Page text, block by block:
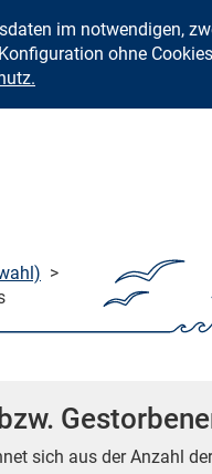
im notwendigen,
ohne
>
sich aus der Anzahl